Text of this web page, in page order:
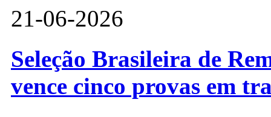
21-06-2026
Seleção Brasileira de
vence cinco provas em